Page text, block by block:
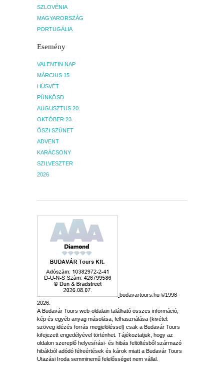
SZLOVÉNIA
MAGYARORSZÁG
PORTUGÁLIA
Esemény
VALENTIN NAP
MÁRCIUS 15
HÚSVÉT
PÜNKÖSD
AUGUSZTUS 20.
OKTÓBER 23.
ŐSZI SZÜNET
ADVENT
KARÁCSONY
SZILVESZTER
2026
budavartours.hu ©1998-
2026.
A Budavár Tours web-oldalain található összes információ,
kép és egyéb anyag másolása, felhasználása (kivétel:
szöveg idézés forrás megjelöléssel) csak a Budavár Tours
kifejezett engedélyével történhet. Tájékoztatjuk, hogy az
oldalon szereplő helyesírási- és hibás feltöltésből származó
hibákból adódó félreértések és károk miatt a Budavár Tours
Utazási Iroda semminemű felelősséget nem vállal.